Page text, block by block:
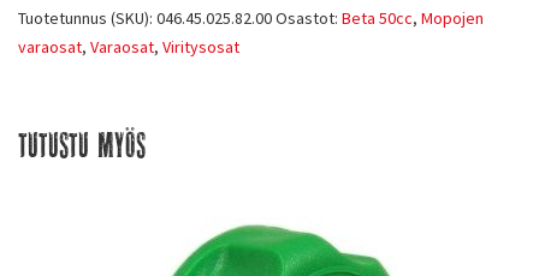
Tuotetunnus (SKU): 046.45.025.82.00Osastot: Beta 50cc, Mopojen
varaosat, Varaosat, Viritysosat
Tutustu myös